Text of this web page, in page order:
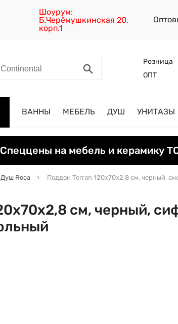
Шоурум:
Б.Черёмушкинская 20,
корп.1
Розница
ОПТ
ВАННЫ МЕБЕЛЬ ДУШ УНИТАЗЫ
Спеццены на мебель и керамику
Душ Roca Поддон Terran 120х70х2,8 см, черный,
см, черный,